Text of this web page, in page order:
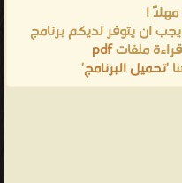
مهلاً !
ان يتوفر لديكم برنامج
ملفاتpdf
'تحميل البرنامج'